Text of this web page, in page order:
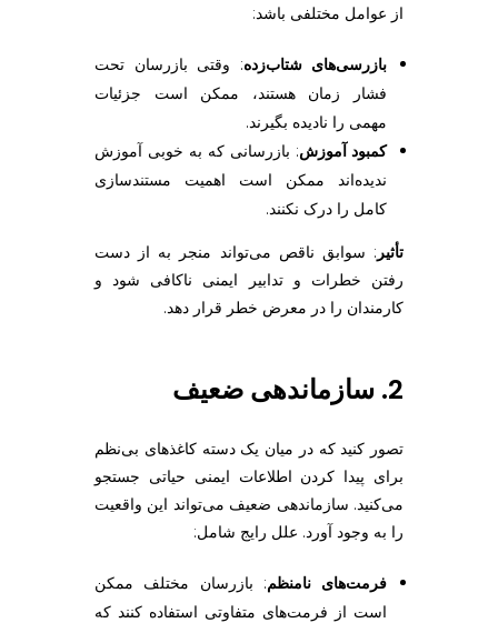
از عوامل مختلفی باشد:
بازرسی‌های شتاب‌زده: وقتی بازرسان تحت
فشار زمان هستند، ممکن است جزئیات
مهمی را نادیده بگیرند.
کمبود آموزش: بازرسانی که به خوبی آموزش
ندیده‌اند ممکن است اهمیت مستندسازی
کامل را درک نکنند.
تأثیر : سوابق ناقص می‌تواند منجر به از دست
رفتن خطرات و تدابیر ایمنی ناکافی شود و
کارمندان را در معرض خطر قرار دهد.
2. سازماندهی ضعیف
تصور کنید که در میان یک دسته کاغذهای بی‌نظم
برای پیدا کردن اطلاعات ایمنی حیاتی جستجو
می‌کنید. سازماندهی ضعیف می‌تواند این واقعیت
را به وجود آورد. علل رایج شامل:
فرمت‌های نامنظم: بازرسان مختلف ممکن
است از فرمت‌های متفاوتی استفاده کنند که